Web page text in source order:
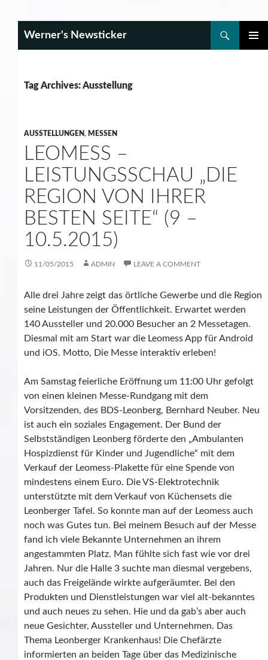
Werner's Newsticker
Tag Archives: Ausstellung
AUSSTELLUNGEN, MESSEN
LEOMESS –
LEISTUNGSSCHAU „DIE
REGION VON IHRER
BESTEN SEITE“ (9 –
10.5.2015)
11/05/2015 ADMIN LEAVE A COMMENT
Alle drei Jahre zeigt das örtliche Gewerbe und die Region
seine Leistungen der Öffentlichkeit. Erwartet werden
140 Aussteller und 20.000 Besucher an 2 Messetagen.
Diesmal mit am Start war die Leomess App für Android
und iOS. Motto, Die Messe interaktiv erleben!
Am Samstag feierliche Eröffnung um 11:00 Uhr gefolgt
von einen kleinen Messe-Rundgang mit dem
Vorsitzenden, des BDS-Leonberg, Bernhard Neuber. Neu
ist auch ein soziales Engagement. Der Bund der
Selbstständigen Leonberg förderte den „Ambulanten
Hospizdienst für Kinder und Jugendliche“ mit dem
Verkauf der Leomess-Plakette für eine Spende von
mindestens einem Euro. Die VS-Elektrotechnik
unterstützte mit dem Verkauf von Küchensets die
Leonberger Tafel. So konnte man auf der Leomess auch
noch was Gutes tun. Bei meinem Besuch auf der Messe
fand ich viele Bekannte Unternehmen an ihrem
angestammten Platz. Man fühlte sich fast wie vor drei
Jahren. Nur die Halle 3 suchte man diesmal vergebens,
auch das Freigelände wirkte aufgeräumter. Bei den
Produkten und Dienstleistungen war viel alt-bekanntes
und auch neues zu sehen. Hie und da gab’s aber auch
neue Gesichter, Aussteller und Unternehmen. Das
Thema Leonberger Krankenhaus! Die Chefärzte
informierten an beiden Tage über das Medizinische